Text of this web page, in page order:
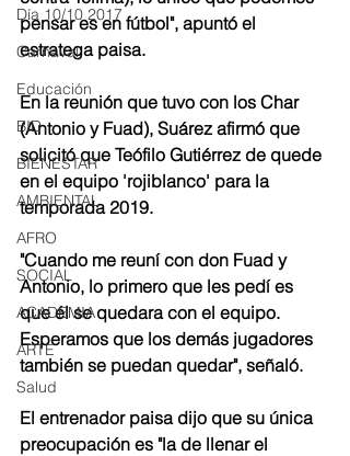
Día 10/10 2017
Carnaval
Educación
BID
BIENESTAR
AMBIENTAL
AFRO
SOCIAL
ACADEMIA
ARTE
Salud
pensar es en fútbol", apuntó el
estratega paisa.
En la reunión que tuvo con los Char
(Antonio y Fuad), Suárez afirmó que
solicitó que Teófilo Gutiérrez de quede
en el equipo 'rojiblanco' para la
temporada 2019.
"Cuando me reuní con don Fuad y
Antonio, lo primero que les pedí es
que él se quedara con el equipo.
Esperamos que los demás jugadores
también se puedan quedar", señaló.
El entrenador paisa dijo que su única
preocupación es "la de llenar el